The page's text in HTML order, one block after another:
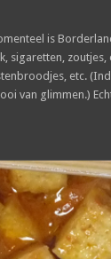
is
zoutjes,
etc.
van glimmen.)